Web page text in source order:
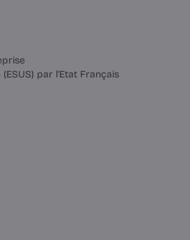
par l'Etat Français